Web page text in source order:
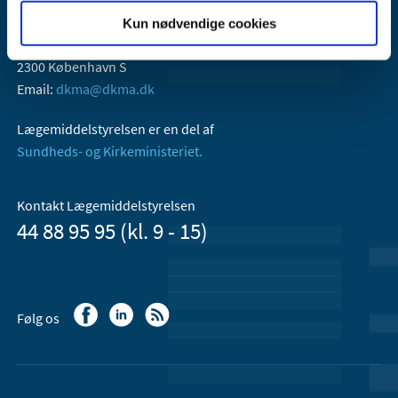
Kun nødvendige cookies
Lægemiddelstyrelsen
Axel Heides Gade 1
2300 København S
Email: dkma@dkma.dk
Lægemiddelstyrelsen er en del af
Sundheds- og Kirkeministeriet.
Kontakt Lægemiddelstyrelsen
44 88 95 95 (kl. 9 - 15)
Følg os